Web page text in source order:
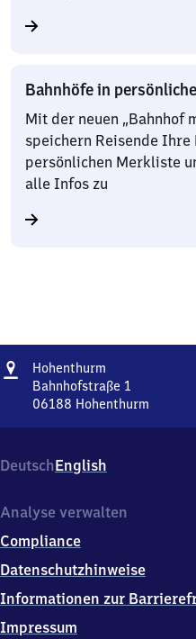
Bahnhöfe in
Mit der neuen „Bahnhof
speichern Reisende
persönlichen Merkliste
alle Infos zu
Adresse
Hohenthurm
Bahnhofstraße 1
06188 Hohenthurm
1,
0
1
8
Hohenthurm
DeutschEnglish
Analyse verwalten
Compliance
Datenschutzhinweise
Informationen zur
Impressum